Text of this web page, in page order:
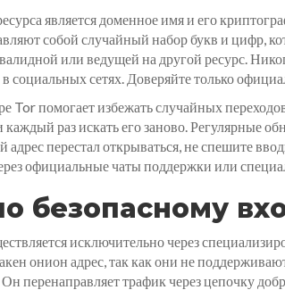
является доменное имя и его
собой случайный набор букв и цифр,
или ведущей на другой ресурс.
социальных сетях. Доверяйте только
Tor помогает избежать случайных
каждый раз искать его заново. Регулярные
перестал открываться, не спешите
официальные чаты поддержки или
безопасному
исключительно через
онион адрес, так как они не
перенаправляет трафик через цепочку